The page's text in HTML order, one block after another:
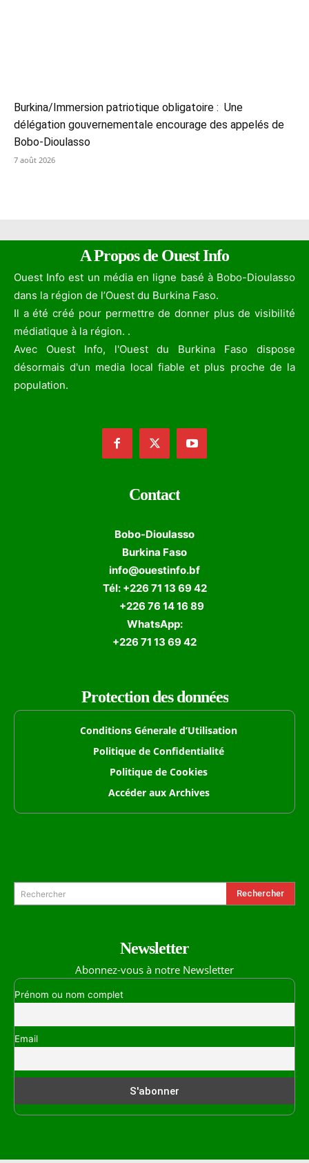
Burkina/Immersion patriotique obligatoire : Une
délégation gouvernementale encourage des appelés de
Bobo-Dioulasso
7 août 2026
A Propos de Ouest Info
Ouest Info est un média en ligne basé à Bobo-Dioulasso
dans la région de l’Ouest du Burkina Faso.
Il a été créé pour permettre de donner plus de visibilité
médiatique à la région. .
Avec Ouest Info, l'Ouest du Burkina Faso dispose
désormais d'un media local fiable et plus proche de la
population.
Contact
Bobo-Dioulasso
Burkina Faso
info@ouestinfo.bf
Tél: +226 71 13 69 42
+226 76 14 16 89
WhatsApp:
+226 71 13 69 42
Protection des données
Conditions Génerale d’Utilisation
Politique de Confidentialité
Politique de Cookies
Accéder aux Archives
Rechercher Rechercher
Newsletter
Abonnez-vous à notre Newsletter
Prénom ou nom complet
Email